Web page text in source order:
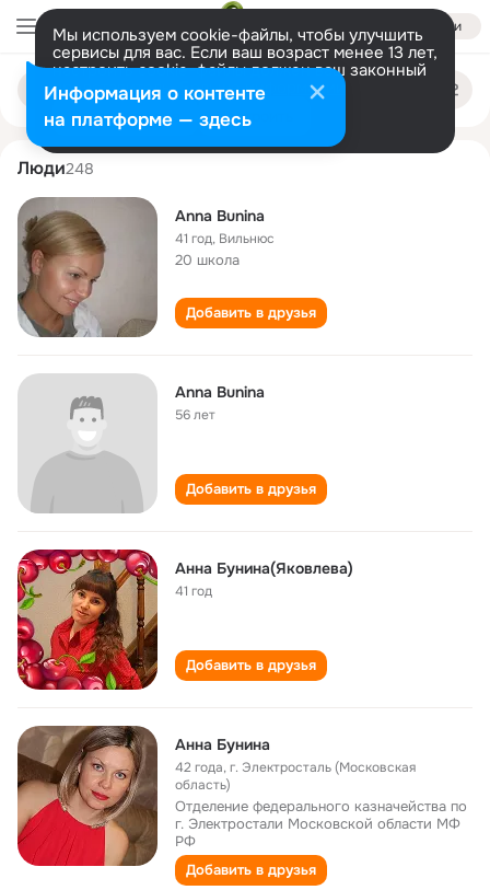
Войти
Мы используем cookie-файлы, чтобы улучшить
сервисы для вас. Если ваш возраст менее 13 лет,
настроить cookie-файлы должен ваш законный
представитель. Больше информации
Разрешить все Настроить
Поиск
людям
anna bunina
Люди248
Anna Bunina
41 год, Вильнюс
20 школа
Добавить в друзья
Anna Bunina
56 лет
Добавить в друзья
Анна Бунина(Яковлева)
41 год
Добавить в друзья
Анна Бунина
42 года,г. Электросталь (Московская
область)
Отделение федерального казначейства по
г. Электростали Московской области МФ
РФ
Добавить в друзья
Информация о контенте
на платформе — здесь